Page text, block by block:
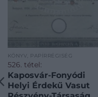
KÖNYV, PAPÍRRÉGISÉG
526. tétel:
Kaposvár-Fonyódi
Helyi Érdekű Vasut